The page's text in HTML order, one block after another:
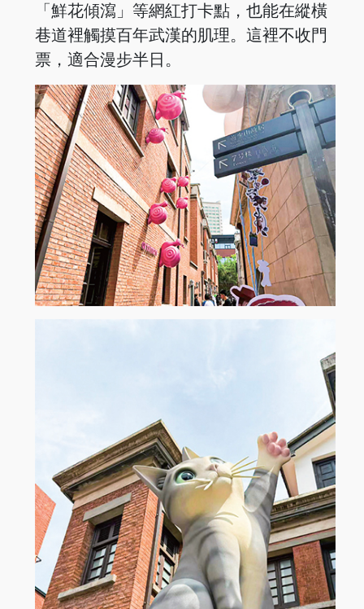
「鮮花傾瀉」等網紅打卡點，也能在縱橫
巷道裡觸摸百年武漢的肌理。這裡不收門
票，適合漫步半日。